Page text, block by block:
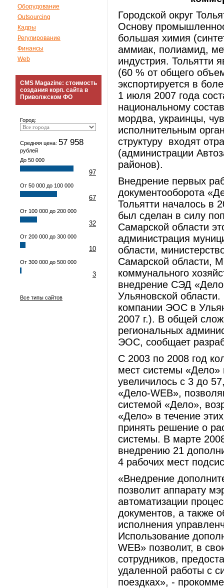
Оборудование
Outsourcing
Кадры
Регулирование
Финансы
Web
CMS Magazine: стоимость
создания корп. сайта в
Приволжском ФО
Город:
Средняя цена: 57 958
рублей
До 50 000
97
От 50 000 до 100 000
67
От 100 000 до 200 000
32
От 200 000 до 300 000
10
От 300 000 до 500 000
3
Все типы сайтов
Городской округ
Основу
большая химия
аммиак, полиамид,
индустрия. Тольятти
(60 % от общего
экспортируется в
1 июля 2007 года
национальному
мордва, украинцы,
исполнительным
структуру входят
(администрации
районов).
Внедрение первых
документооборота
Тольятти началось в
был сделан в силу
Самарской области
администрация
области,
Самарской области,
коммунального
внедрение СЭД
Ульяновской
компании ЭОС в
2007 г.). В общей
региональных
ЭОС, сообщает
С 2003 по 2008 год
мест системы «Дело»
увеличилось с 3 до
«Дело-WEB»,
системой «Дело»,
«Дело» в течение
принять решение о
системы. В марте
внедрению 21
4 рабочих мест
«Внедрение
позволит аппарату
автоматизации
документов, а также
исполнения
Использование
WEB» позволит, в
сотрудников,
удаленной работы с
поездках», -